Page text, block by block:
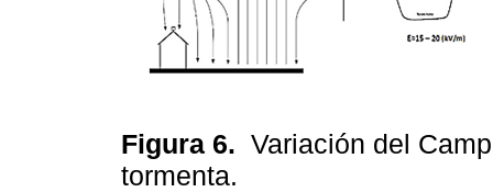
Figura 6. Variación del
tormenta.